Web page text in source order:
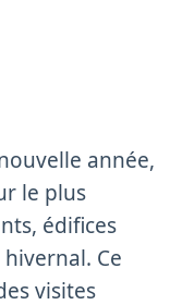
année,
le plus
édifices
Ce
visites